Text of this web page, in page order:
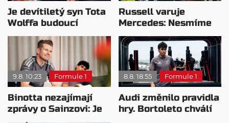
Je devítiletý syn Tota
Wolffa budoucí
hvězdou F1?
Russell varuje
Mercedes: Nesmíme
usnout na vavřínech
9.8. 10:23 Formule 1
Binotta nezajímají
zprávy o Sainzovi: Je
to důkaz, že Audi
8.8. 18:55 Formule 1
Audi změnilo pravidla
hry. Bortoleto chválí